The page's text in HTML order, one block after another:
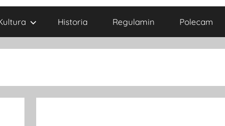
Historia Regulamin Polecam